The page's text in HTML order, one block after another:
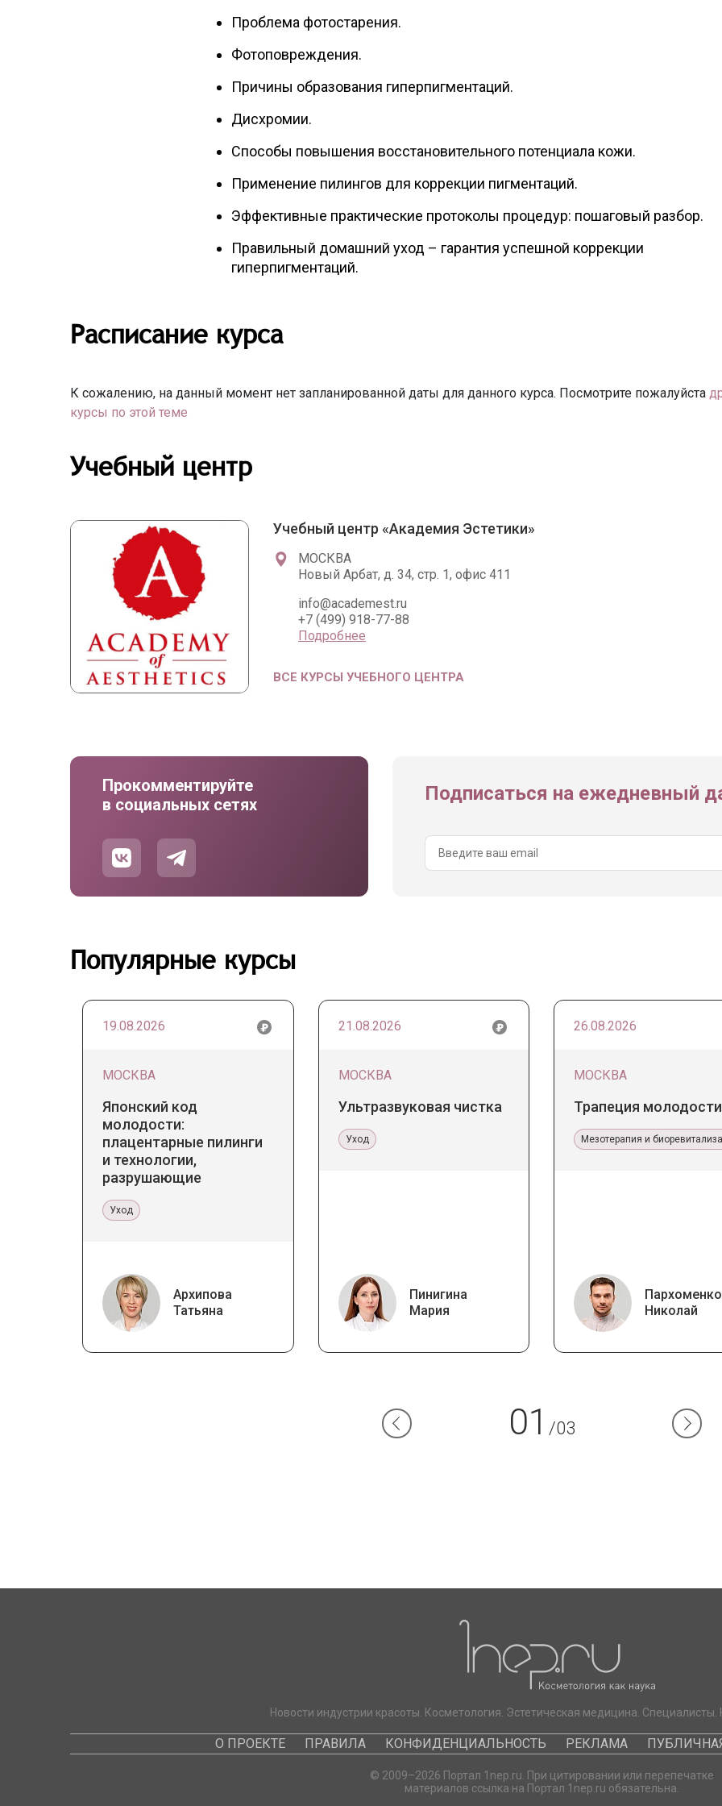
Проблема фотостарения.
Фотоповреждения.
Причины образования гиперпигментаций.
Дисхромии.
Способы повышения восстановительного потенциала кожи.
Применение пилингов для коррекции пигментаций.
Эффективные практические протоколы процедур: пошаговый разбор.
Правильный домашний уход – гарантия успешной коррекции
гиперпигментаций.
Расписание курса
К сожалению, на данный момент нет запланированной даты для данного курса. Посмотрите пожалуйста
курсы по этой теме
Учебный центр
Учебный центр «Академия Эстетики»
МОСКВА
Новый Арбат, д. 34, стр. 1, офис 411
info@academest.ru
+7 (499) 918-77-88
Подробнее
ВСЕ КУРСЫ УЧЕБНОГО ЦЕНТРА
Прокомментируйте
в социальных сетях
Подписаться на ежедневный
Популярные курсы
19.08.2026
МОСКВА
Японский код
молодости:
плацентарные пилинги
и технологии,
разрушающие
Уход
Архипова
Татьяна
21.08.2026
МОСКВА
Ультразвуковая чистка
Уход
Пинигина
Мария
26.08.2026
МОСКВА
Трапеция молодости
Мезотерапия и
Пархоменко
Николай
01 /03
Новости индустрии красоты. Косметология. Эстетическая медицина. Специалисты.
О ПРОЕКТЕ ПРАВИЛА КОНФИДЕНЦИАЛЬНОСТЬ РЕКЛАМА
© 2009–2026 Портал 1nep.ru. При цитировании или перепечатке
материалов ссылка на Портал 1nep.ru обязательна.